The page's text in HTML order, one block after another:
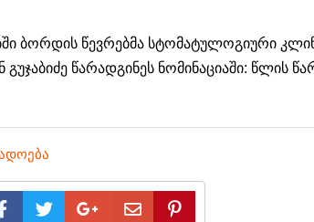
ბორდის წევრებმა სტომატულოგიური
წარადგინეს ნომინაციაში: წლის